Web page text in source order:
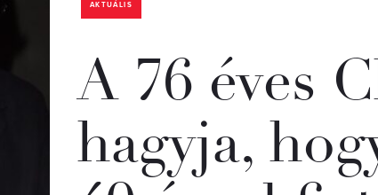
AKTUÁLIS
A 76 éves
hagyja,